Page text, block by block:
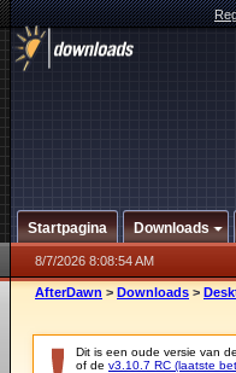
Startpagina Downloads
8/7/2026 8:08:54 AM
AfterDawn > Downloads >
Dit is een oude versie van
of de v3.10.7 RC (laatste